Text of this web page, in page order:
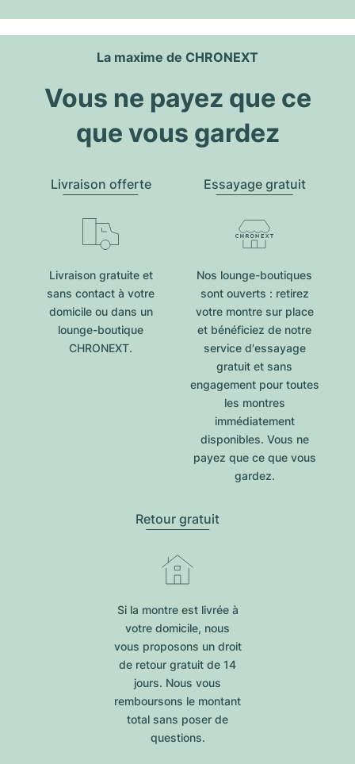
La maxime de CHRONEXT
Vous ne payez que ce
que vous gardez
Livraison offerte
Livraison gratuite et
sans contact à votre
domicile ou dans un
lounge-boutique
CHRONEXT.
Essayage gratuit
Nos lounge-boutiques
sont ouverts : retirez
votre montre sur place
et bénéficiez de notre
service d'essayage
gratuit et sans
engagement pour toutes
les montres
immédiatement
disponibles. Vous ne
payez que ce que vous
gardez.
Retour gratuit
Si la montre est livrée à
votre domicile, nous
vous proposons un droit
de retour gratuit de 14
jours. Nous vous
remboursons le montant
total sans poser de
questions.